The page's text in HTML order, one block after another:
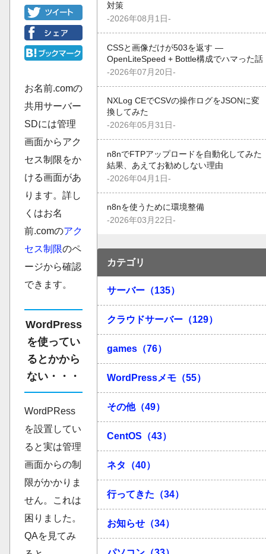
お名前.comの
共用サーバー
SDには管理
画面からアク
セス制限をか
ける画面があ
ります。詳し
くはお名
前.comのアク
セス制限のペ
ージから確認
できます。
WordPress
を使ってい
るとかから
ない・・・
WordPRess
を設置してい
ると実は管理
画面からの制
限がかかりま
せん。これは
困りました。
QAを見てみ
対策
-2026年08月1日-
CSSと画像だけが503を返す —
OpenLiteSpeed + Bottle構成でハマった話
-2026年07月20日-
NXLog CEでCSVの操作ログをJSONに変
換してみた
-2026年05月31日-
n8nでFTPアップロードを自動化してみた
結果、あえてお勧めしない理由
-2026年04月1日-
n8nを使うために環境整備
-2026年03月22日-
カテゴリ
サーバー（135）
クラウドサーバー（129）
games（76）
WordPressメモ（55）
その他（49）
CentOS（43）
ネタ（40）
行ってきた（34）
お知らせ（34）